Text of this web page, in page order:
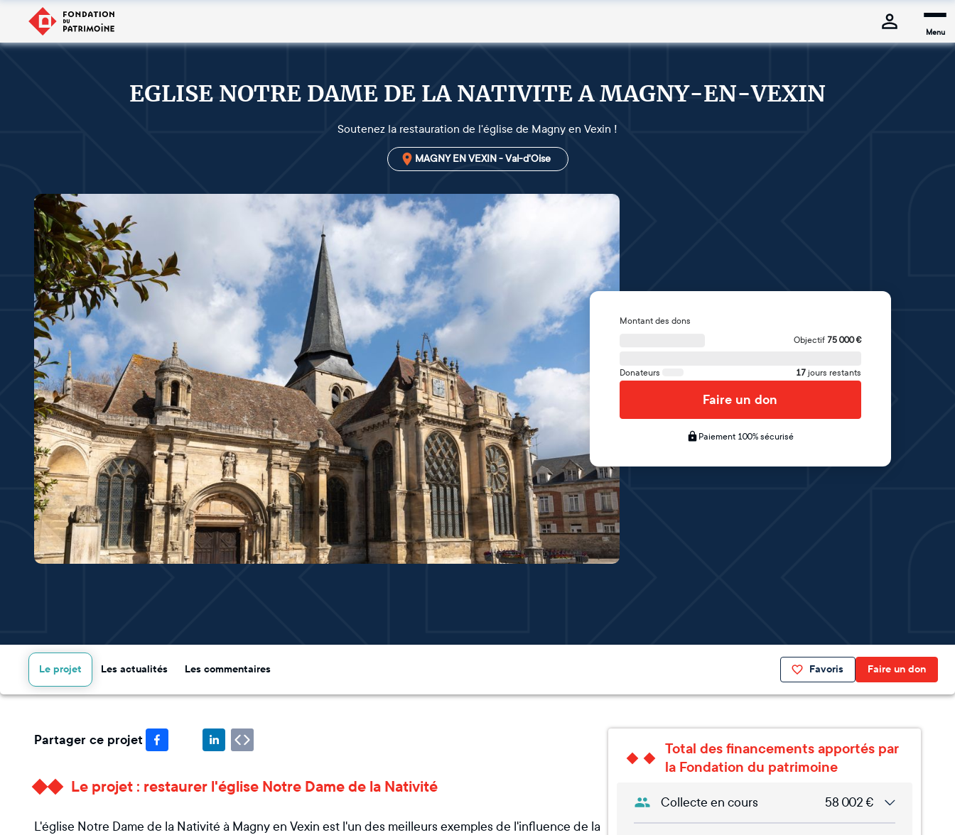
Menu
EGLISE NOTRE DAME DE LA NATIVITE A MAGNY-EN-VEXIN
Soutenez la restauration de l'église de Magny en Vexin !
MAGNY EN VEXIN - Val-d'Oise
Montant des dons
Objectif 75 000€
Donateurs 17 jours restants
Faire un don
Paiement 100% sécurisé
Favoris Faire un don
Le projet Les actualités Les commentaires
Partager ce projet
Le projet : restaurer l'église Notre Dame de la Nativité
L'église Notre Dame de la Nativité à Magny en Vexin est l'un des meilleurs exemples de l'influence de la
Total des financements apportés par
la Fondation du patrimoine
Collecte en cours 58 002 €